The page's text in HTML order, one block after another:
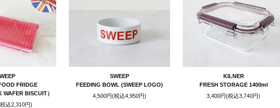
FRIDGE
BISCUIT）
込2,310円)
SWEEP
FEEDING BOWL (SWEEP LOGO)
4,500円(税込4,950円)
KILNER
FRESH STORAGE 1400ml
3,400円(税込3,740円)